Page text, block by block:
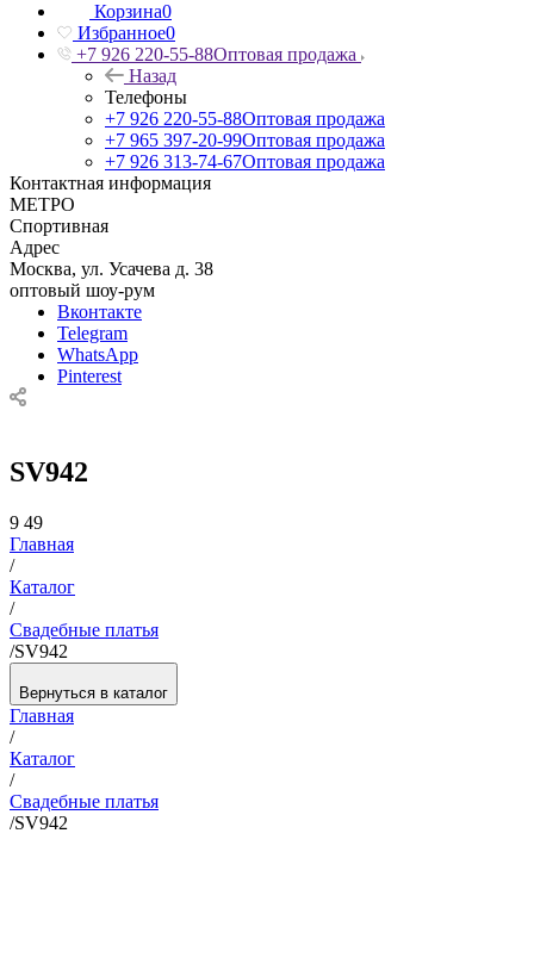
Корзина0
Избранное0
+7 926 220-55-88Оптовая продажа
Назад
Телефоны
+7 926 220-55-88Оптовая продажа
+7 965 397-20-99Оптовая продажа
+7 926 313-74-67Оптовая продажа
Контактная информация
МЕТРО
Спортивная
Адрес
Москва, ул. Усачева д. 38
оптовый шоу-рум
Вконтакте
Telegram
WhatsApp
Pinterest
SV942
9 49
Главная
/
Каталог
/
Свадебные платья
/SV942
Вернуться в каталог
Главная
/
Каталог
/
Свадебные платья
/SV942